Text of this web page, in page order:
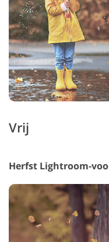
Vrij
Herfst Lightroom-